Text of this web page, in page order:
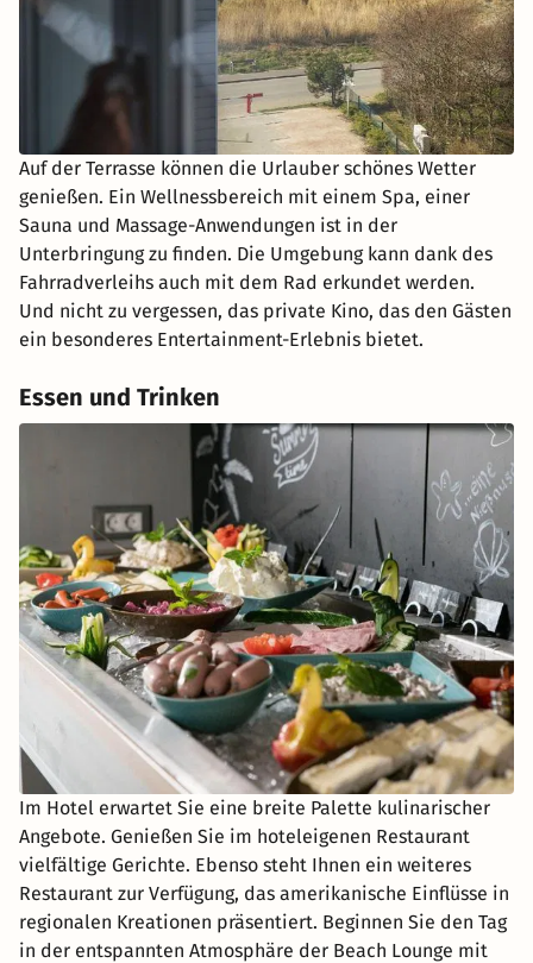
Auf der Terrasse können die Urlauber schönes Wetter
genießen. Ein Wellnessbereich mit einem Spa, einer
Sauna und Massage-Anwendungen ist in der
Unterbringung zu finden. Die Umgebung kann dank des
Fahrradverleihs auch mit dem Rad erkundet werden.
Und nicht zu vergessen, das private Kino, das den Gästen
ein besonderes Entertainment-Erlebnis bietet.
Essen und Trinken
Im Hotel erwartet Sie eine breite Palette kulinarischer
Angebote. Genießen Sie im hoteleigenen Restaurant
vielfältige Gerichte. Ebenso steht Ihnen ein weiteres
Restaurant zur Verfügung, das amerikanische Einflüsse in
regionalen Kreationen präsentiert. Beginnen Sie den Tag
in der entspannten Atmosphäre der Beach Lounge mit